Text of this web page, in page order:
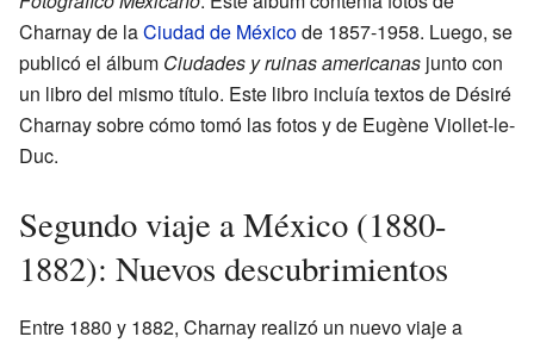
Charnay de laCiudad de Méxicode 1857-1958. Luego, se
publicó el álbum Ciudades y ruinas americanas junto con
un libro del mismo título. Este libro incluía textos de Désiré
Charnay sobre cómo tomó las fotos y de Eugène Viollet-le-
Duc.
Segundo viaje a México (1880-
1882): Nuevos descubrimientos
Entre 1880 y 1882, Charnay realizó un nuevo viaje a